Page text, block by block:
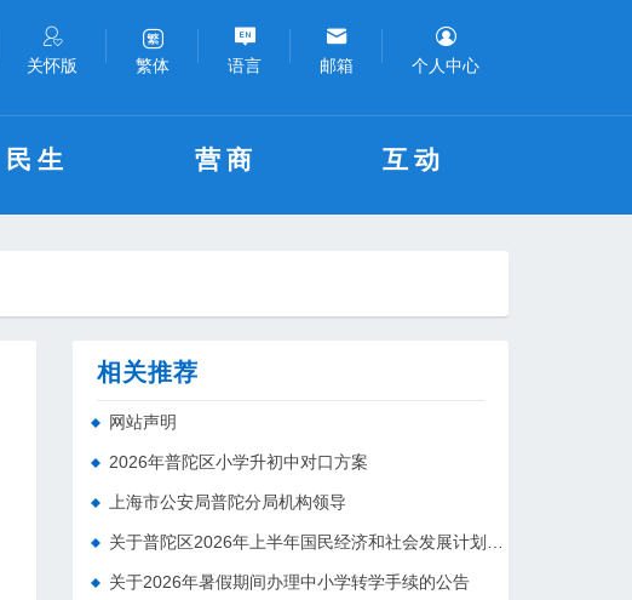
关怀版 繁体 语言 邮箱 个人中心
民生 营商 互动
相关推荐
网站声明
2026年普陀区小学升初中对口方案
上海市公安局普陀分局机构领导
关于2026年暑假期间办理中小学转学手续的公告